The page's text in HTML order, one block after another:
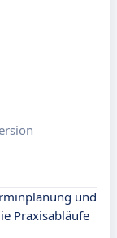
und
Praxisabläufe